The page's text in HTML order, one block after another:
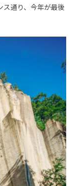
ス通り、今年が最後